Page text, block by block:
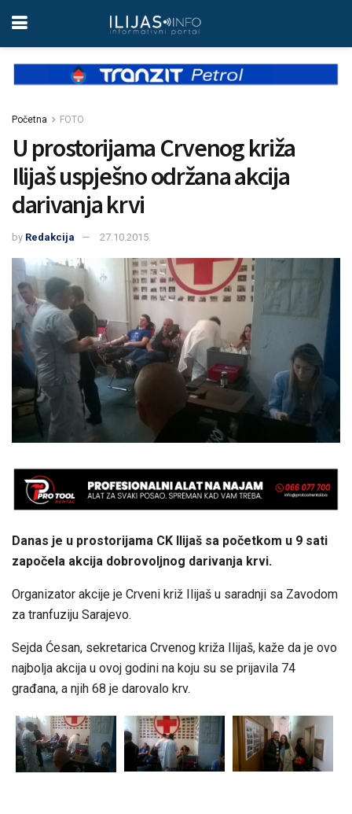
Početna FOTO
U prostorijama Crvenog križa
Ilijaš uspješno održana akcija
darivanja krvi
by Redakcija 27.10.2015.
Danas je u prostorijama CK Ilijaš sa početkom u 9 sati
započela akcija dobrovoljnog darivanja krvi.
Organizator akcije je Crveni križ Ilijaš u saradnji sa Zavodom
za tranfuziju Sarajevo.
Sejda Ćesan, sekretarica Crvenog križa Ilijaš, kaže da je ovo
najbolja akcija u ovoj godini na koju su se prijavila 74
građana, a njih 68 je darovalo krv.